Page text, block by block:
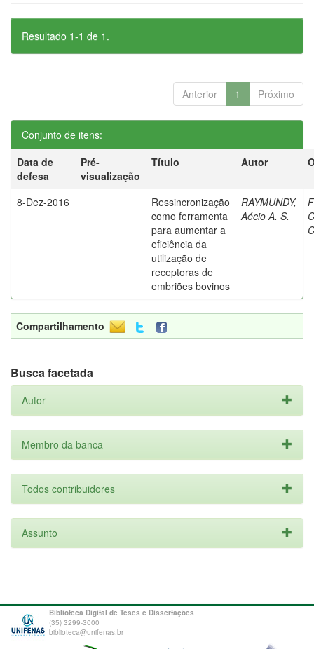
Resultado 1-1 de 1.
Anterior 1 Próximo
Conjunto de itens:
Data de
defesa
Pré-
visualização
Título Autor
8-Dez-2016
Ressincronização
como ferramenta
para aumentar a
eficiência da
utilização de
receptoras de
embriões bovinos
RAYMUNDY,
Aécio A. S.
Compartilhamento
Busca facetada
Autor
Membro da banca
Todos contribuidores
Assunto
Biblioteca Digital de Teses e Dissertações
(35) 3299-3000
biblioteca@unifenas.br